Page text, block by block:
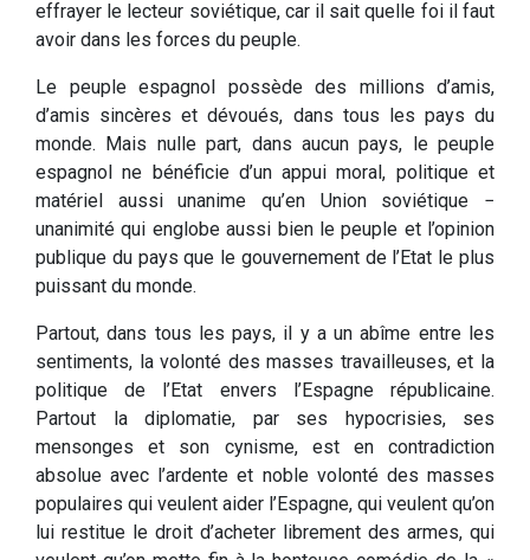
effrayer le lecteur soviétique, car il sait quelle foi il faut
avoir dans les forces du peuple.
Le peuple espagnol possède des millions d’amis,
d’amis sincères et dévoués, dans tous les pays du
monde. Mais nulle part, dans aucun pays, le peuple
espagnol ne bénéficie d’un appui moral, politique et
matériel aussi unanime qu’en Union soviétique −
unanimité qui englobe aussi bien le peuple et l’opinion
publique du pays que le gouvernement de l’Etat le plus
puissant du monde.
Partout, dans tous les pays, il y a un abîme entre les
sentiments, la volonté des masses travailleuses, et la
politique de l’Etat envers l’Espagne républicaine.
Partout la diplomatie, par ses hypocrisies, ses
mensonges et son cynisme, est en contradiction
absolue avec l’ardente et noble volonté des masses
populaires qui veulent aider l’Espagne, qui veulent qu’on
lui restitue le droit d’acheter librement des armes, qui